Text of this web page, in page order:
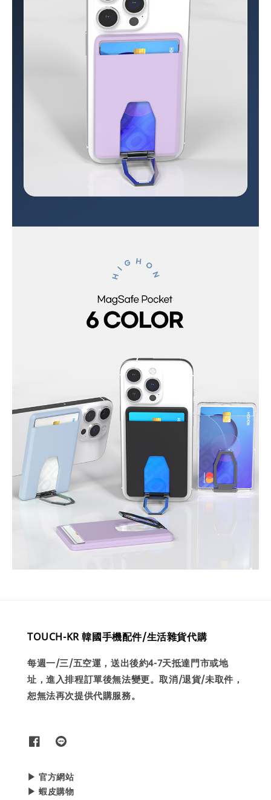
TOUCH-KR 韓國手機配件/生活雜貨代購
每週一/三/五空運，送出後約4-7天抵達門市或地
址，進入排程訂單後無法變更。取消/退貨/未取件，
恕無法再次提供代購服務。
▶ 官方網站
▶ 蝦皮購物